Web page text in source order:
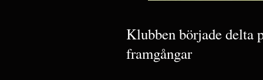
Klubben började delta
framgångar